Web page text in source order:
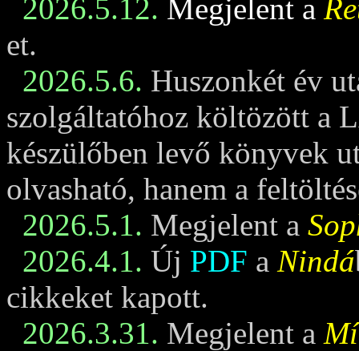
2026.5.12. Megjelent a
et.
2026.5.6. Huszonkét év
szolgáltatóhoz költözött a
készülőben levő könyvek
olvasható, hanem a
2026.5.1. Megjelent a
2026.4.1. Új PDF a Nindá
cikkeket kapott.
2026.3.31. Megjelent a